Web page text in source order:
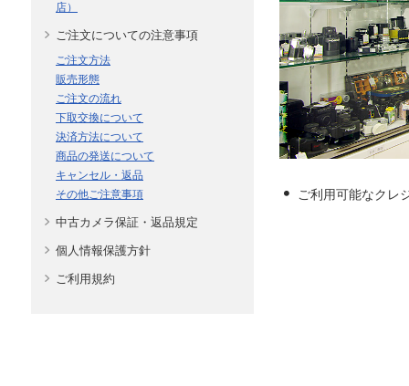
ご利用可能なクレ
店）
ご注文についての注意事項
ご注文方法
販売形態
ご注文の流れ
下取交換について
決済方法について
商品の発送について
キャンセル・返品
その他ご注意事項
中古カメラ保証・返品規定
個人情報保護方針
ご利用規約